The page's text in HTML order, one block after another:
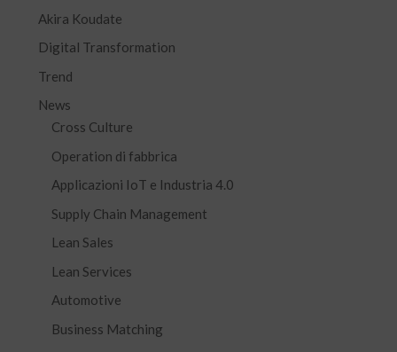
Akira Koudate
Digital Transformation
Trend
News
Cross Culture
Operation di fabbrica
Applicazioni IoT e Industria 4.0
Supply Chain Management
Lean Sales
Lean Services
Automotive
Business Matching